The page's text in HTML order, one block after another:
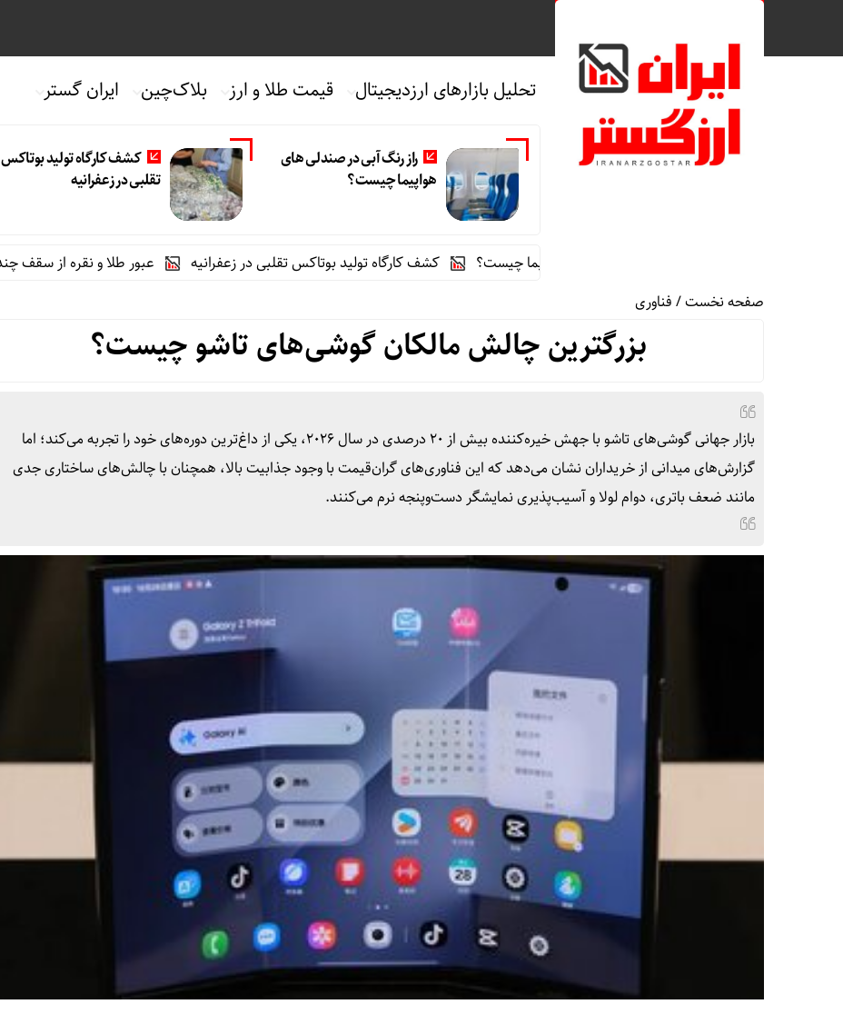
تحلیل بازارهای ارزدیجیتال قیمت طلا و ارز بلاک‌چین ایران گستر
راز رنگ آبی در صندلی های
هواپیما چیست؟
کشف کارگاه تولید بوتاکس
تقلبی در زعفرانیه
راز رنگ آبی در صندلی های هواپیما چیست؟ کشف کارگاه تولید بوتاکس تقلبی در زعفرانیه عبور طلا و نقره از سقف چند هفته‌ای
صفحه نخست/فناوری
بزرگترین چالش مالکان گوشی‌های تاشو چیست؟
بازار جهانی گوشی‌های تاشو با جهش خیره‌کننده بیش از ۲۰ درصدی در سال ۲۰۲۶، یکی از داغ‌ترین دوره‌های خود را تجربه می‌کند؛ اما
گزارش‌های میدانی از خریداران نشان می‌دهد که این فناوری‌های گران‌قیمت با وجود جذابیت بالا، همچنان با چالش‌های ساختاری جدی
مانند ضعف باتری، دوام لولا و آسیب‌پذیری نمایشگر دست‌وپنجه نرم می‌کنند.